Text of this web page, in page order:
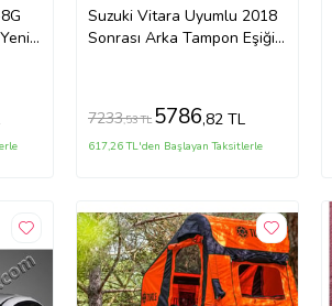
Suzuki Vitara Uyumlu 2018
Sonrası Arka Tampon Eşiği
7233,53 TL 5786,82 TL
617,26 TL'den Başlayan Taksitlerle